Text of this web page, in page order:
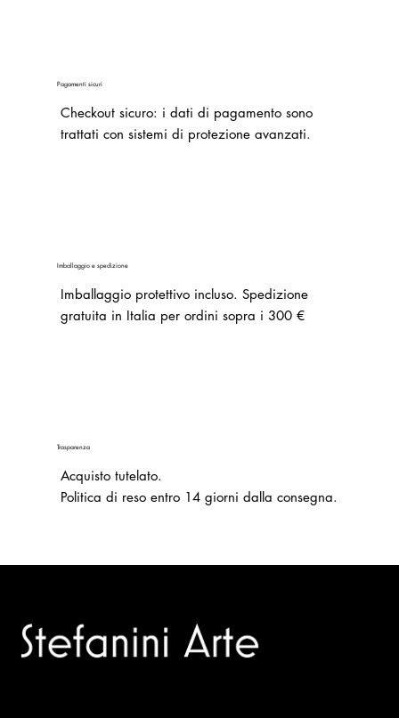
Pagamenti sicuri
Checkout sicuro: i dati di pagamento sono
trattati con sistemi di protezione avanzati.
Imballaggio e spedizione
Imballaggio protettivo incluso. Spedizione
gratuita in Italia per ordini sopra i 300 €
Trasparenza
Acquisto tutelato.
Politica di reso entro 14 giorni dalla consegna.